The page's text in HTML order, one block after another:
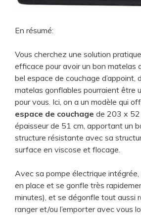
En résumé:
Vous cherchez une solution
efficace pour avoir un bon matelas
bel espace de couchage d’appoint,
matelas gonflables pourraient être
pour vous. Ici, on a un modèle qui
espace de couchage de 203 x 52
épaisseur de 51 cm, apportant un
structure résistante avec sa
surface en viscose et flocage.
Avec sa pompe électrique
en place et se gonfle très
minutes), et se dégonfle tout aussi
ranger et/ou l’emporter avec vous